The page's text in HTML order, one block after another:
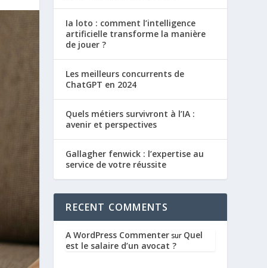
Ia loto : comment l’intelligence
artificielle transforme la manière
de jouer ?
Les meilleurs concurrents de
ChatGPT en 2024
Quels métiers survivront à l’IA :
avenir et perspectives
Gallagher fenwick : l’expertise au
service de votre réussite
RECENT COMMENTS
A WordPress Commenter sur Quel
est le salaire d’un avocat ?